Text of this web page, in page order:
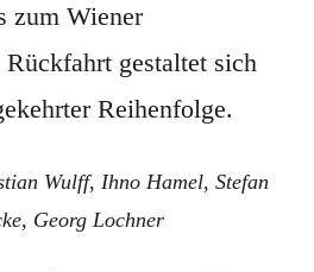
zum Wiener
gestaltet sich
Reihenfolge.
Wulff, Ihno Hamel, Stefan
Georg Lochner